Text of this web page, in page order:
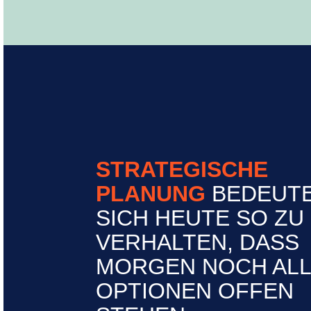
STRATEGISCHE
PLANUNG
SICH HEUTE SO ZU
VERHALTEN, DASS
MORGEN NOCH
OPTIONEN OFFEN